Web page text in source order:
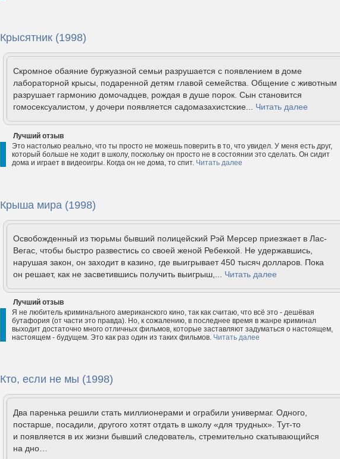
Крысятник (1998)
Скромное обаяние буржуазной семьи разрушается с появлением в доме
лабораторной крысы, подаренной детям главой семейства. Общение с животным
разрушает гармонию домочадцев, рождая в душе порок. Сын становится
гомосексуалистом, у дочери появляется садомазахистские... Читать далее
Лучший отзыв
Это настолько реально, что ты просто не можешь поверить в то, что увидел. У меня есть друг,
который больше не ходит в школу, поскольку он просто не в состоянии это сделать. Он сидит
дома и играет в видеоигры. Когда он не дома, то спит. Читать далее
Крыша мира (1998)
Освобожденный из тюрьмы бывший полицейский Рэй Мерсер приезжает в Лас-
Вегас, чтобы быстро развестись со своей женой Ребеккой. Не удержавшись,
нарушая закон, он заходит в казино, где выигрывает 450 тысяч долларов. Пока
он решает, как не засветившись получить выигрыш,... Читать далее
Лучший отзыв
Я не любитель криминального американского кино, так как считаю, что всё это - дешёвая
бутафория (от части это правда). Но, к сожалению, в последнее время в жанре криминал
выходит достаточно много отличных фильмов, которые заставляют задуматься о настоящем,
настоящем - будущем. Это как раз один из таких фильмов. Читать далее
Кто, если не мы (1998)
Два паренька решили стать миллионерами и ограбили универмаг. Одного,
постарше, посадили, другого хотят отдать в школу «для трудных». Тут-то
и появляется в их жизни бывший следователь, стремительно скатывающийся
на дно…